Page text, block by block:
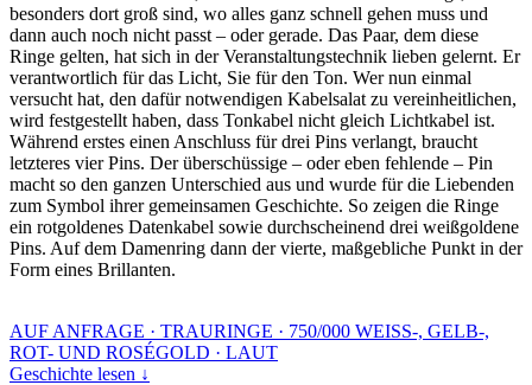
besonders dort groß sind, wo alles ganz schnell gehen muss und
dann auch noch nicht passt – oder gerade. Das Paar, dem diese
Ringe gelten, hat sich in der Veranstaltungstechnik lieben gelernt. Er
verantwortlich für das Licht, Sie für den Ton. Wer nun einmal
versucht hat, den dafür notwendigen Kabelsalat zu vereinheitlichen,
wird festgestellt haben, dass Tonkabel nicht gleich Lichtkabel ist.
Während erstes einen Anschluss für drei Pins verlangt, braucht
letzteres vier Pins. Der überschüssige – oder eben fehlende – Pin
macht so den ganzen Unterschied aus und wurde für die Liebenden
zum Symbol ihrer gemeinsamen Geschichte. So zeigen die Ringe
ein rotgoldenes Datenkabel sowie durchscheinend drei weißgoldene
Pins. Auf dem Damenring dann der vierte, maßgebliche Punkt in der
Form eines Brillanten.
AUF ANFRAGE · TRAURINGE · 750/000 WEISS-, GELB-,
ROT- UND ROSÉGOLD · LAUT
Geschichte lesen ↓